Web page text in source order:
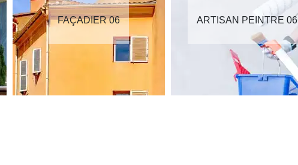
FAÇADIER 06 ARTISAN PEINTRE 06